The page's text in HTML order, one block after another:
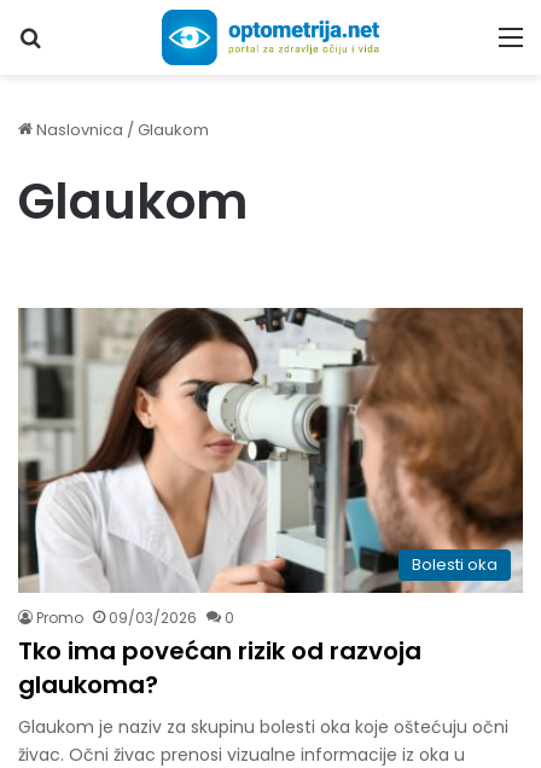
Upiši traženi pojam...
Naslovnica /Glaukom
Glaukom
Bolesti oka
Promo 09/03/2026 0
Tko ima povećan rizik od razvoja
glaukoma?
Glaukom je naziv za skupinu bolesti oka koje oštećuju očni
živac. Očni živac prenosi vizualne informacije iz oka u